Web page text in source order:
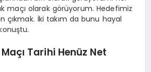
maçı olarak görüyorum. Hedefimiz
çıkmak. İki takım da bunu hayal
Tarihi Henüz Net